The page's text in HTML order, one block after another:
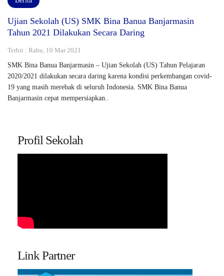
Ujian Sekolah (US) SMK Bina Banua Banjarmasin
Tahun 2021 Dilakukan Secara Daring
Terbit : Rabu, 10 Mar 2021
SMK Bina Banua Banjarmasin – Ujian Sekolah (US) Tahun Pelajaran
2020/2021 dilakukan secara daring karena kondisi perkembangan covid-
19 yang masih merebak di seluruh Indonesia. SMK Bina Banua
Banjarmasin cepat mempersiapkan..
Profil Sekolah
Link Partner